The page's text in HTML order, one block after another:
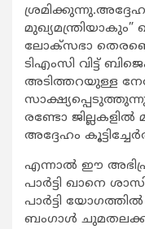
ലോക്‌സഭാ
ടിഎംസി വിട്ട്
അടിത്തറയുള്ള
രണ്ടോ ജില്ലകളില്‍
അദ്ദേഹം
എന്നാല്‍ ഈ
പാര്‍ട്ടി ഖാനെ
പാര്‍ട്ടി
ബംഗാള്‍